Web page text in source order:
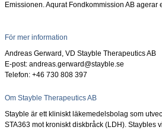
Emissionen. Aqurat Fondkommission AB agerar
För mer information
Andreas Gerward, VD Stayble Therapeutics AB
E-post: andreas.gerward@stayble.se
Telefon: +46 730 808 397
Om Stayble Therapeutics AB
Stayble är ett kliniskt läkemedelsbolag som
STA363 mot kroniskt diskbråck (LDH). Staybles